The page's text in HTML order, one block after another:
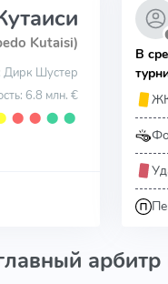
Kutaisi)
Дирк Шустер
6.8 млн. €
⬤ ⬤ ⬤ ⬤
В
арбитр